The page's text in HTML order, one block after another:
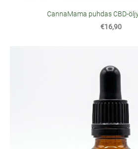
CannaMama puhdas CBD-
€16,90